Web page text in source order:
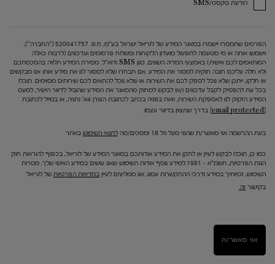
הודעת טקסט/SMS
הפרטים שתמסרו יישמרו במאגר המידע של לוריאל ישראל בע"מ, ח.פ. 520041757 ("החברה"),
וישמשו אותה או מי מטעמה לתפעול מועדון הלקוחות ומשלוח פרסומים ועדכונים (לרבות כאלה
המותאמים לכם אישית) באמצעי המדיה השונים, כגון SMS ודוא"ל. מסירת המידע תלויה בהסכמתכם
ולא חלה עליכם חובה חוקית למסור את המידע. אם תבחרו שלא למסור לנו את מידע אותו אנו מבקשים
או חלקו, ייתכן שלא נוכל לספק לכם את השירות או שלא נוכל להתאים לכם שירותים מסוימים. תוכלו
בכל עת להפסיק לקבל עדכונים ו/או לבקש למחוק מהמאגר את המידע שהוביל לדיוור הישיר, למעט
המידע הזקוק לנו לאספקת השירות, וזאת בפניה בכתב לכתובת הצורן 4א' נתניה, או במייל לכתובת
[email protected]
בדרך שתצוין בדיוור עצמו.
בעת ההרשמה אני מאשר/ת שהנני מעל גיל 18 ומסכים/מה לתנאי השימוש באתר
כמו כן, תוכלו לבקש לעיין או לתקן את המידע אודותכם במאגר המידע של לוריאל, בכפוף להוראות חוק
הגנת הפרטיות, תשמ"א – 1981.למידע נוסף אודות השימוש שאנו עושים במידע האישי שלך, מטרות
השימוש, זכויותיך במידע ודרכי ההתקשרות עמנו, אנו ממליצים לעיין במדיניות הפרטיות של לוריאל
בקישור זה.
אני מאשר/ת